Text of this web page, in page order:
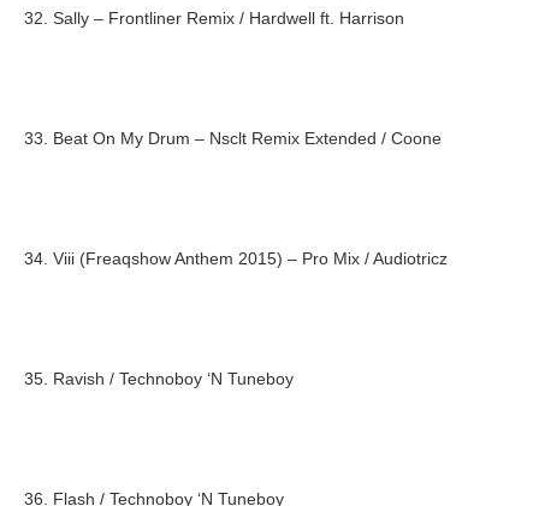
32. Sally – Frontliner Remix / Hardwell ft. Harrison
33. Beat On My Drum – Nsclt Remix Extended / Coone
34. Viii (Freaqshow Anthem 2015) – Pro Mix / Audiotricz
35. Ravish / Technoboy ‘N Tuneboy
36. Flash / Technoboy ‘N Tuneboy